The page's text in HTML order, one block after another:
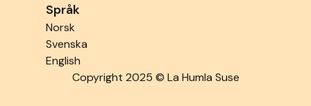
Språk
Norsk
Svenska
English
Copyright 2025 © La Humla Suse